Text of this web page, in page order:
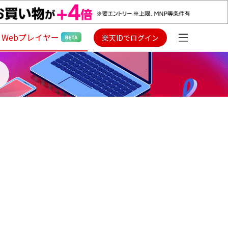
Webプレイヤー 楽天IDでログイン